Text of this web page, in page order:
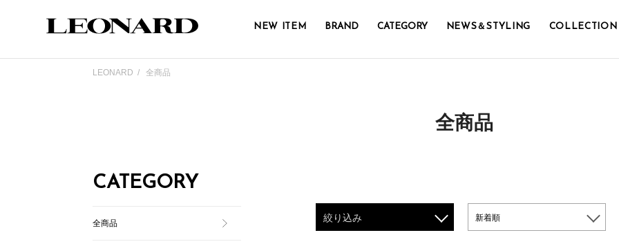
NEW ITEM BRAND CATEGORY NEWS＆STYLING COLLECTION
LEONARD 全商品
全商品
絞り込み 新着順
CATEGORY
全商品